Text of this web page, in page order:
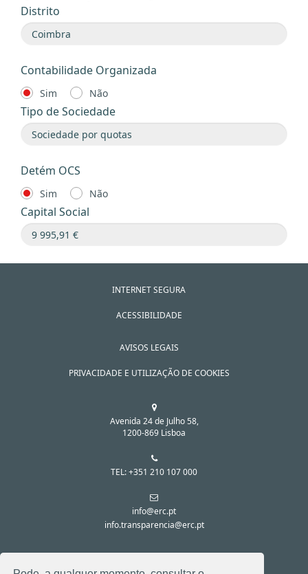
Distrito
Contabilidade Organizada
Sim Não
Tipo de Sociedade
Detém OCS
Sim Não
Capital Social
INTERNET SEGURA
ACESSIBILIDADE
AVISOS LEGAIS
PRIVACIDADE E UTILIZAÇÃO DE COOKIES
Avenida 24 de Julho 58,
1200-869 Lisboa
TEL: +351 210 107 000
info@erc.pt
info.transparencia@erc.pt